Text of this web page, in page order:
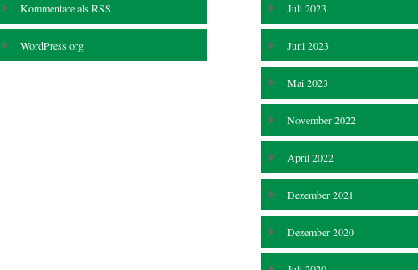
Kommentare alsRSS
WordPress.org
Juli 2023
Juni 2023
Mai 2023
November 2022
April 2022
Dezember 2021
Dezember 2020